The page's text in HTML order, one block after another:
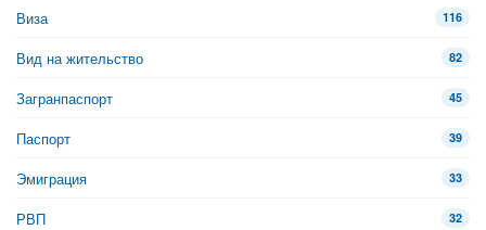
Виза 116
Вид на жительство 82
Загранпаспорт 45
Паспорт 39
Эмиграция 33
РВП 32